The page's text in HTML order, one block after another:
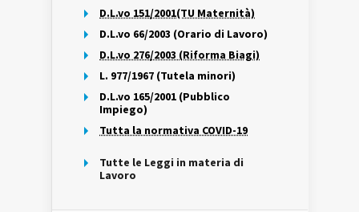
D.L.vo 151/2001(TU Maternità)
D.L.vo 66/2003 (Orario di Lavoro)
D.L.vo 276/2003 (Riforma Biagi)
L. 977/1967 (Tutela minori)
D.L.vo 165/2001 (Pubblico
Impiego)
Tutta la normativa COVID-19
Tutte le Leggi in materia di
Lavoro